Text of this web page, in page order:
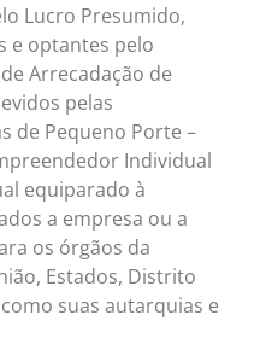
Lucro Presumido,
e optantes pelo
Arrecadação de
pelas
de Pequeno Porte –
Individual
equiparado à
a empresa ou a
os órgãos da
Estados, Distrito
suas autarquias e